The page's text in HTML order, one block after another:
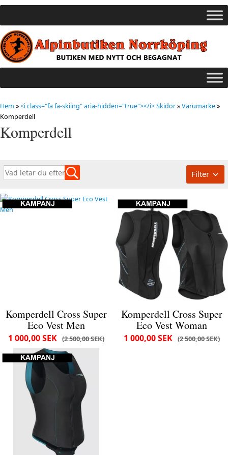
Hem »<i class="fa fa-skiing" aria-hidden="true"></i> Skidor»Varumärke»
Komperdell
Komperdell
Filter
Komperdell Cross Super
Eco Vest Men
2 500,00 SEK
1 000,00 SEK
Komperdell Cross Super
Eco Vest Woman
2 500,00 SEK
1 000,00 SEK